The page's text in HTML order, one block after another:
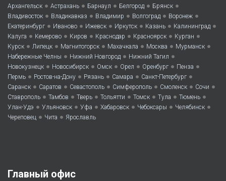
Архангельск • Астрахань • Барнаул • Белгород • Брянск •
Владивосток • Владикавказ • Владимир • Волгоград • Воронеж •
Екатеринбург • Иваново • Ижевск • Иркутск • Казань • Калининград •
Калуга • Кемерово • Киров • Краснодар • Красноярск • Курган •
Курск • Липецк • Магнитогорск • Махачкала • Москва • Мурманск •
Набережные Челны • Нижний Новгород • Нижний Тагил •
Новокузнецк • Новосибирск • Омск • Орел • Оренбург • Пенза •
Пермь • Ростов-на-Дону • Рязань • Самара • Санкт-Петербург •
Саранск • Саратов • Севастополь • Симферополь • Смоленск • Сочи •
Ставрополь • Тамбов • Тверь • Тольятти • Томск • Тула • Тюмень •
Улан-Удэ • Ульяновск • Уфа • Хабаровск • Чебоксары • Челябинск •
Череповец • Чита • Ярославль
Главный офис